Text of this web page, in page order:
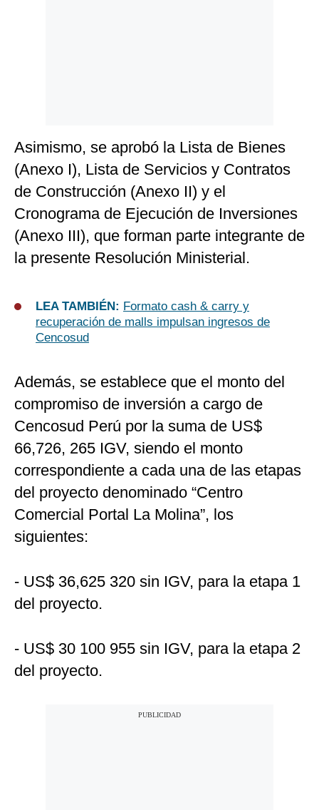
Asimismo, se aprobó la Lista de Bienes
(Anexo I), Lista de Servicios y Contratos
de Construcción (Anexo II) y el
Cronograma de Ejecución de Inversiones
(Anexo III), que forman parte integrante de
la presente Resolución Ministerial.
LEA TAMBIÉN: Formato cash & carry y
recuperación de malls impulsan ingresos de
Cencosud
Además, se establece que el monto del
compromiso de inversión a cargo de
Cencosud Perú por la suma de US$
66,726, 265 IGV, siendo el monto
correspondiente a cada una de las etapas
del proyecto denominado “Centro
Comercial Portal La Molina”, los
siguientes:
- US$ 36,625 320 sin IGV, para la etapa 1
del proyecto.
- US$ 30 100 955 sin IGV, para la etapa 2
del proyecto.